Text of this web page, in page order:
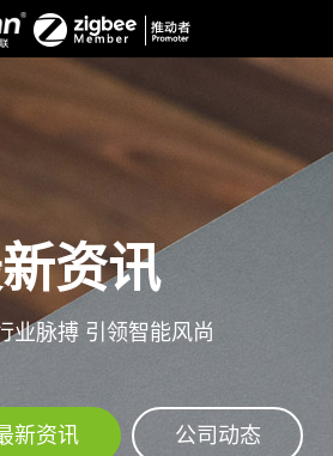
资讯
业脉搏 引领智能风尚
新资讯 公司动态